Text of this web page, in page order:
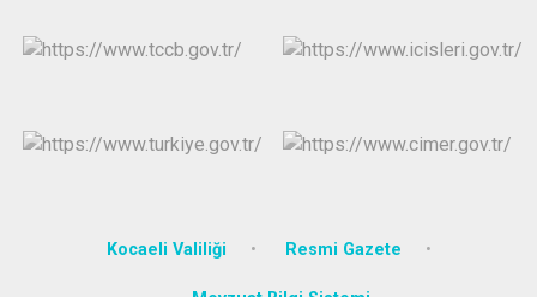
Kocaeli Valiliği Resmi Gazete